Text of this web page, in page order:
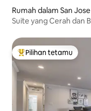
Rumah dalam San Jose
Suite yang Cerah dan
Pilihan utama tetamu
Pilihan tetamu